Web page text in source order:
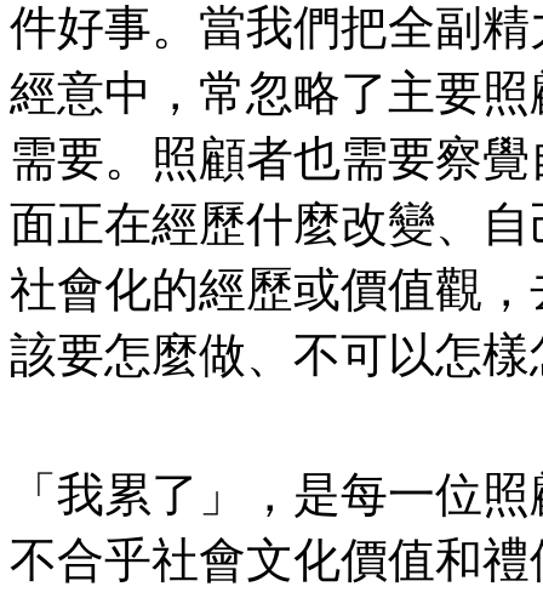
件好事。當我們把全副
經意中，常忽略了主要
需要。照顧者也需要察
面正在經歷什麼改變、
社會化的經歷或價值觀
該要怎麼做、不可以怎
「我累了」，是每一位
不合乎社會文化價值和